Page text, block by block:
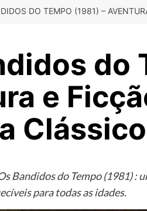
DO TEMPO (1981) –
do
e
Clássico
Bandidos do Tempo (1981)
para todas as idades.